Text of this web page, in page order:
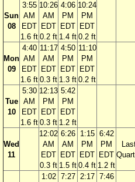
Sun
08
3:55
AM
EDT
1.6 ft
10:26
AM
EDT
0.2 ft
4:06
PM
EDT
1.4 ft
10:24
PM
EDT
0.2 ft
Mon
09
4:40
AM
EDT
1.6 ft
11:17
AM
EDT
0.3 ft
4:50
PM
EDT
1.3 ft
11:10
PM
EDT
0.2 ft
Tue
10
5:30
AM
EDT
1.6 ft
12:13
PM
EDT
0.3 ft
5:42
PM
EDT
1.2 ft
Wed
11
12:02
AM
EDT
0.3 ft
6:26
AM
EDT
1.5 ft
1:15
PM
EDT
0.4 ft
6:42
PM
EDT
1.2 ft
1:02 7:27 2:17 7:46